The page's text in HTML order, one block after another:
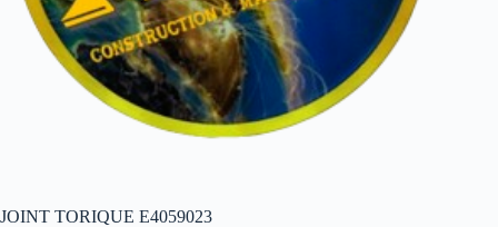
JOINT TORIQUE E4059023